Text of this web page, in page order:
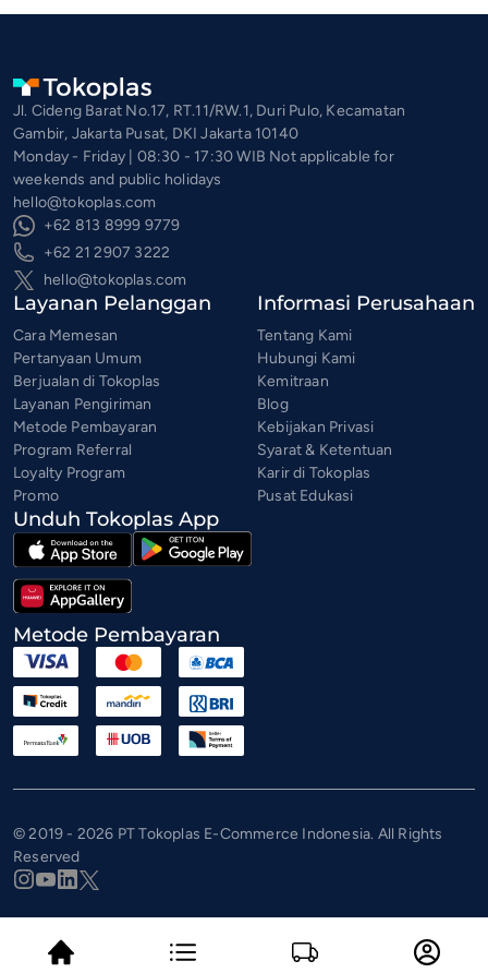
Jl. Cideng Barat No.17, RT.11/RW.1, Duri Pulo, Kecamatan
Gambir, Jakarta Pusat, DKI Jakarta 10140
Monday - Friday | 08:30 - 17:30 WIB Not applicable for
weekends and public holidays
hello@tokoplas.com
+62 813 8999 9779
+62 21 2907 3222
hello@tokoplas.com
Layanan Pelanggan
Cara Memesan
Pertanyaan Umum
Berjualan di Tokoplas
Layanan Pengiriman
Metode Pembayaran
Program Referral
Loyalty Program
Promo
Informasi Perusahaan
Tentang Kami
Hubungi Kami
Kemitraan
Blog
Kebijakan Privasi
Syarat & Ketentuan
Karir di Tokoplas
Pusat Edukasi
Unduh Tokoplas App
Metode Pembayaran
© 2019 - 2026 PT Tokoplas E-Commerce Indonesia. All Rights
Reserved